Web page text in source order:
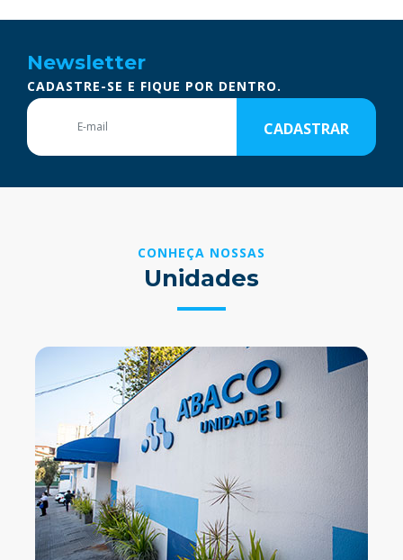
Newsletter
CADASTRE-SE E FIQUE POR DENTRO.
CADASTRAR
CONHEÇA NOSSAS
Unidades